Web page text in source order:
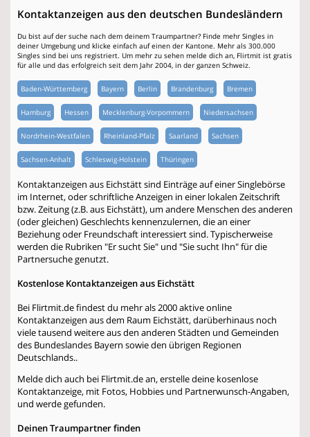
Kontaktanzeigen aus den deutschen Bundesländern
Du bist auf der suche nach dem deinem Traumpartner? Finde mehr Singles in
deiner Umgebung und klicke einfach auf einen der Kantone. Mehr als 300.000
Singles sind bei uns registriert. Um mehr zu sehen melde dich an, Flirtmit ist gratis
für alle und das erfolgreich seit dem Jahr 2004, in der ganzen Schweiz.
Baden-Württemberg Bayern Berlin Brandenburg Bremen
Hamburg Hessen Mecklenburg-Vorpommern Niedersachsen
Nordrhein-Westfalen Rheinland-Pfalz Saarland Sachsen
Sachsen-Anhalt Schleswig-Holstein Thüringen
Kontaktanzeigen aus Eichstätt sind Einträge auf einer Singlebörse
im Internet, oder schriftliche Anzeigen in einer lokalen Zeitschrift
bzw. Zeitung (z.B. aus Eichstätt), um andere Menschen des anderen
(oder gleichen) Geschlechts kennenzulernen, die an einer
Beziehung oder Freundschaft interessiert sind. Typischerweise
werden die Rubriken "Er sucht Sie" und "Sie sucht Ihn" für die
Partnersuche genutzt.
Kostenlose Kontaktanzeigen aus Eichstätt
Bei Flirtmit.de findest du mehr als 2000 aktive online
Kontaktanzeigen aus dem Raum Eichstätt, darüberhinaus noch
viele tausend weitere aus den anderen Städten und Gemeinden
des Bundeslandes Bayern sowie den übrigen Regionen
Deutschlands..
Melde dich auch bei Flirtmit.de an, erstelle deine kosenlose
Kontaktanzeige, mit Fotos, Hobbies und Partnerwunsch-Angaben,
und werde gefunden.
Deinen Traumpartner finden